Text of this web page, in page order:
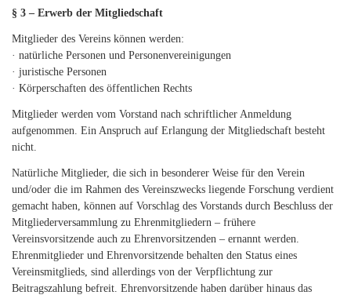
§ 3 – Erwerb der Mitgliedschaft
Mitglieder des Vereins können werden:
· natürliche Personen und Personenvereinigungen
· juristische Personen
· Körperschaften des öffentlichen Rechts
Mitglieder werden vom Vorstand nach schriftlicher Anmeldung
aufgenommen. Ein Anspruch auf Erlangung der Mitgliedschaft besteht
nicht.
Natürliche Mitglieder, die sich in besonderer Weise für den Verein
und/oder die im Rahmen des Vereinszwecks liegende Forschung verdient
gemacht haben, können auf Vorschlag des Vorstands durch Beschluss der
Mitgliederversammlung zu Ehrenmitgliedern – frühere
Vereinsvorsitzende auch zu Ehrenvorsitzenden – ernannt werden.
Ehrenmitglieder und Ehrenvorsitzende behalten den Status eines
Vereinsmitglieds, sind allerdings von der Verpflichtung zur
Beitragszahlung befreit. Ehrenvorsitzende haben darüber hinaus das